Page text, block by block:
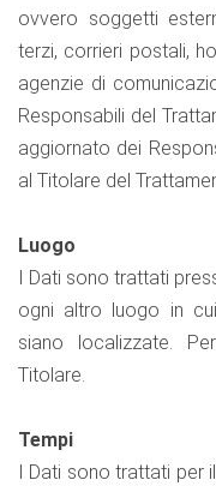
ovvero soggetti
terzi, corrieri postali,
agenzie di
Responsabili del
aggiornato dei
al Titolare del
Luogo
I Dati sono trattati
ogni altro luogo in
siano localizzate.
Titolare.
Tempi
I Dati sono trattati per